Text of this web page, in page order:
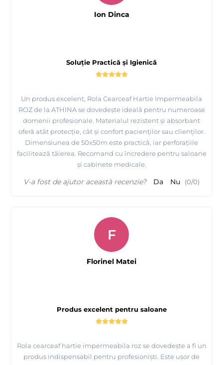
Soluție Practică și Igienică
Un produs excelent, Rola Cearceaf Hartie Impermeabila
ROZ de la ATHINA se dovedește ideală pentru numeroase
domenii profesionale. Materialul rezistent și absorbant
oferă atât protecție, cât și confort pacienților sau clienților.
Dimensiunea de 50x50m este practică, iar perforațiile
facilitează tăierea. Recomand cu încredere pentru saloane
și cabinete medicale.
Ion Dinca
V-a fost de ajutor această recenzie? Da Nu (0/0)
Produs excelent pentru saloane
Rola cearceaf hartie impermeabila roz se dovedește a fi un
produs indispensabil pentru profesioniști. Este ușor de
F
Florinel Matei